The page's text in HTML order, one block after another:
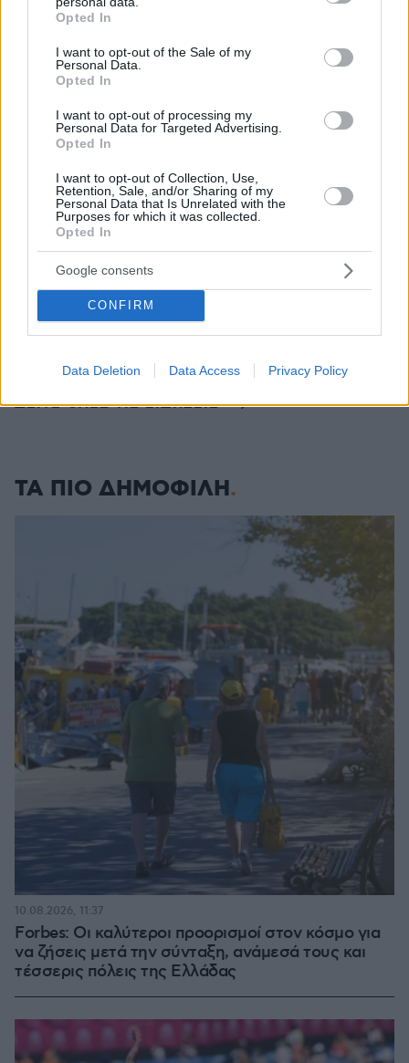
grant or deny consent to Google and its third-party tags to
use your data for below specified purposes in below Google
consent section.
Opted In
I want to opt-out of the Sale of my
Personal Data.
Opted In
I want to opt-out of processing my
Personal Data for Targeted Advertising.
Opted In
I want to opt-out of Collection, Use,
Retention, Sale, and/or Sharing of my
Personal Data that Is Unrelated with the
Purposes for which it was collected.
Opted In
Google consents
CONFIRM
Data Deletion Data Access Privacy Policy
αδέσποτης γάτας
Παπαπαρασκευάς: Η ιστορία πίσω από την πιο διάσημη
καριόκα της Βόρειας Ελλάδας
Πώς τα data centers έγιναν νέο πεδίο πολιτικής
σύγκρουσης στις ΗΠΑ - Η απρόσμενη συμμαχία δεξιάς
και αριστεράς απέναντι στην AI
Πόσο κακό κάνουν οι σαγιονάρες στα πόδια; Η
απάντηση μιας ποδίατρου
πριν 29 λεπτά
«Πίστευα ότι στα 40 η ζωή μου θα έχει μπει σε τάξη.
Δεν έχει και δεν πειράζει»
πριν 37 λεπτά
Η ανάρτηση της Μαρίας Κίτσου για τα γενέθλιά της και
ΔΕΙΤΕ ΟΛΕΣ ΤΙΣ ΕΙΔΗΣΕΙΣ
ΤΑ ΠΙΟ ΔΗΜΟΦΙΛΗ
Forbes: Οι καλύτεροι προορισμοί στον κόσμο για
να ζήσεις μετά την σύνταξη, ανάμεσά τους και
τέσσερις πόλεις της Ελλάδας
10.08.2026, 11:37